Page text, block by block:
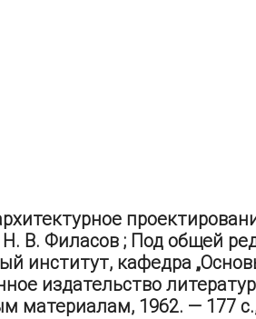
В. Филасов ; Под общей
институт, кафедра
издательство
материалам, 1962. — 177